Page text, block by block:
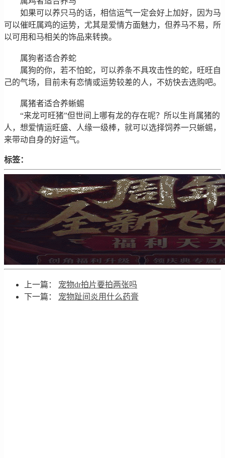
如果可以养只马的话，相信运气一定会好上加好，因为马
可以催旺属鸡的运势，尤其是爱情方面魅力，但养马不易，所
以可用和马相关的饰品来转换。
属狗者适合养蛇
属狗的你，若不怕蛇，可以养条不具攻击性的蛇，旺旺自
己的气场，目前未有恋情或运势较差的人，不妨快去选购吧。
属猪者适合养蜥蜴
“来龙可旺猪”但世间上哪有龙的存在呢？所以生肖属猪的
人，想爱情运旺盛、人缘一级棒，就可以选择饲养一只蜥蜴，
来带动自身的好运气。
标签：
上一篇： 宠物dr拍片要拍两张吗
下一篇： 宠物趾间炎用什么药膏